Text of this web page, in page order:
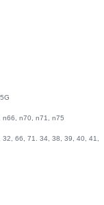
n70, n71, n75
66, 71. 34, 38, 39, 40, 41,